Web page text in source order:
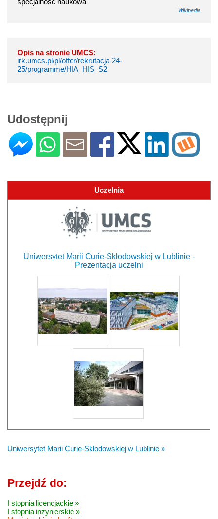
specjalność naukowa
Wikipedia
Opis na stronie UMCS:
irk.umcs.pl/pl/offer/rekrutacja-24-
25/programme/HIA_HIS_S2
Udostępnij
Uczelnia
Uniwersytet Marii Curie-Skłodowskiej w Lublinie -
Prezentacja uczelni
Uniwersytet Marii Curie-Skłodowskiej w Lublinie »
Przejdź do:
I stopnia licencjackie »
I stopnia inżynierskie »